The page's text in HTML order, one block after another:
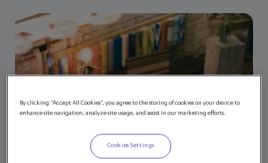
By clicking “Accept All Cookies”, you agree to the storing of cookies on your device to
enhance site navigation, analyze site usage, and assist in our marketing efforts.
Cookies Settings